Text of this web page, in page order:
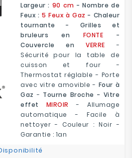
Largeur : 90 cm - Nombre de
Feux : 5 Feux à Gaz - Chaleur
tournante - Grilles et
bruleurs en FONTE -
Couvercle enVERRE-
Sécurité pour la table de
cuisson et four -
Thermostat réglable - Porte
avec vitre amovible - Four à
Gaz - Tourne Broche - Vitre
effet MIROIR
- Allumage
automatique - Facile à
nettoyer - Couleur : Noir -
Garantie : 1an